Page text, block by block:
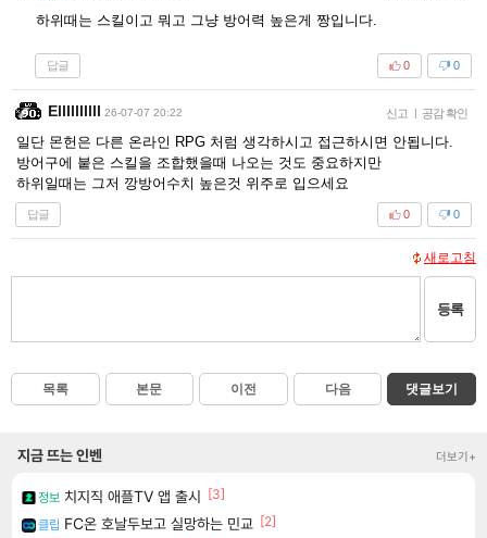
하위때는 스킬이고 뭐고 그냥 방어력 높은게 짱입니다.
답글 0
0
Ellllllllll 26-07-07 20:22 신고 | 공감 확인
일단 몬헌은 다른 온라인 RPG 처럼 생각하시고 접근하시면 안됩니다.
방어구에 붙은 스킬을 조합했을때 나오는 것도 중요하지만
하위일때는 그저 깡방어수치 높은것 위주로 입으세요
답글 0
0
새로고침
등록
목록 본문 이전 다음 댓글보기
지금 뜨는 인벤 더보기+
정보 치지직 애플TV 앱 출시 [3]
클립 FC온 호날두보고 실망하는 민교 [2]